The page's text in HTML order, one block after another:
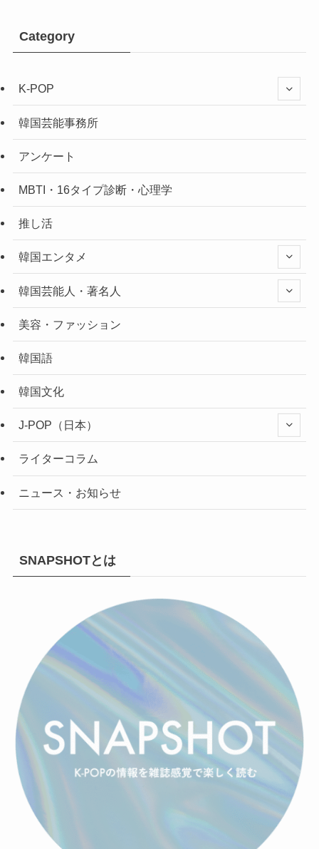
Category
K-POP
韓国芸能事務所
アンケート
MBTI・16タイプ診断・心理学
推し活
韓国エンタメ
韓国芸能人・著名人
美容・ファッション
韓国語
韓国文化
J-POP（日本）
ライターコラム
ニュース・お知らせ
SNAPSHOTとは